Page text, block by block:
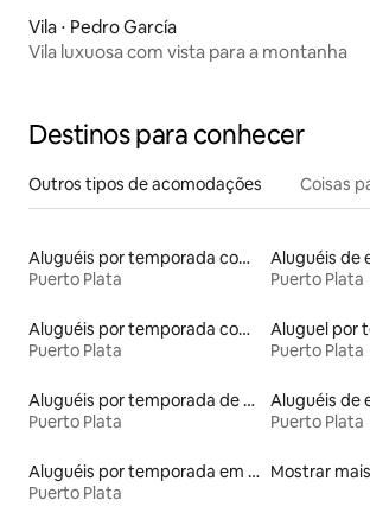
Vila ⋅ Pedro García
Vila luxuosa com vista para a montanha
Destinos para conhecer
Outros tipos de acomodações Coisas
Aluguéis por temporada com acesso ao lago
Puerto Plata
Puerto Plata
Aluguéis por temporada com banheira de hidromassagem
Puerto Plata
Puerto Plata
Aluguéis por temporada de acomodações de luxo
Puerto Plata
Puerto Plata
Aluguéis por temporada em albergue
Puerto Plata
Mostrar mais